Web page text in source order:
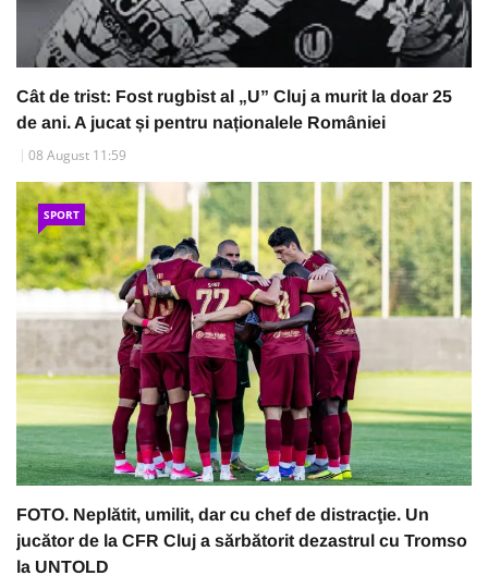
Cât de trist: Fost rugbist al „U” Cluj a murit la doar 25
de ani. A jucat și pentru naționalele României
08 August 11:59
SPORT
FOTO. Neplătit, umilit, dar cu chef de distracţie. Un
jucător de la CFR Cluj a sărbătorit dezastrul cu Tromso
la UNTOLD